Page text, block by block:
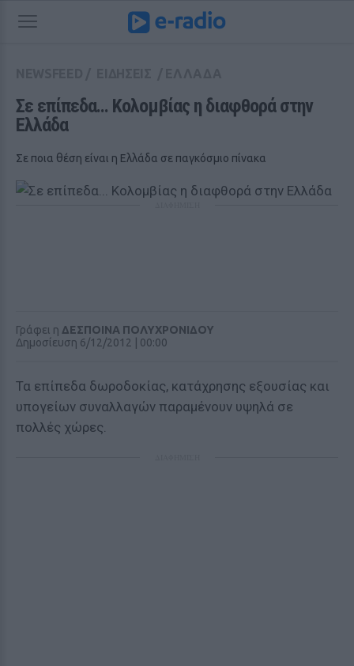
Σε επίπεδα... Κολομβίας η διαφθορά στην
Ελλάδα
Σε ποια θέση είναι η Ελλάδα σε παγκόσμιο πίνακα
Γράφει η ΔΕΣΠΟΙΝΑ ΠΟΛΥΧΡΟΝΙΔΟΥ
Δημοσίευση 6/12/2012 | 00:00
Τα επίπεδα δωροδοκίας, κατάχρησης εξουσίας και
υπογείων συναλλαγών παραμένουν υψηλά σε
πολλές χώρες.